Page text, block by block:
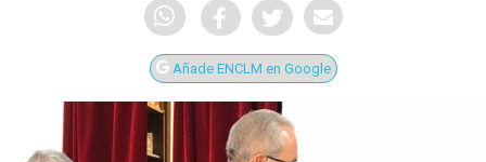
Añade ENCLM en Google